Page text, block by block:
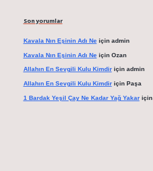
Son yorumlar
Kavala Nın Eşinin Adı Neiçin admin
Kavala Nın Eşinin Adı Neiçin Ozan
Allahın En Sevgili Kulu Kimdiriçin admin
Allahın En Sevgili Kulu Kimdiriçin Paşa
1 Bardak Yeşil Çay Ne Kadar Yağ Yakariçin